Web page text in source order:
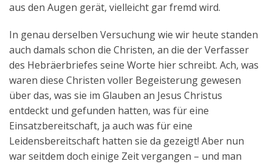
aus den Augen gerät, vielleicht gar fremd wird.
In genau derselben Versuchung wie wir heute standen
auch damals schon die Christen, an die der Verfasser
des Hebräerbriefes seine Worte hier schreibt. Ach, was
waren diese Christen voller Begeisterung gewesen
über das, was sie im Glauben an Jesus Christus
entdeckt und gefunden hatten, was für eine
Einsatzbereitschaft, ja auch was für eine
Leidensbereitschaft hatten sie da gezeigt! Aber nun
war seitdem doch einige Zeit vergangen – und man